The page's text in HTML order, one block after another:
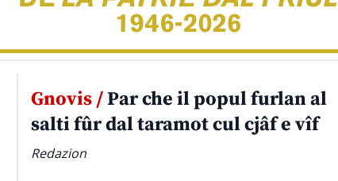
Gnovis /Par che il popul furlan al
salti fûr dal taramot cul cjâf e vîf
Redazion